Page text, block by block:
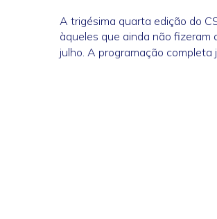
A trigésima quarta edição do
àqueles que ainda não fizeram
julho. A programação